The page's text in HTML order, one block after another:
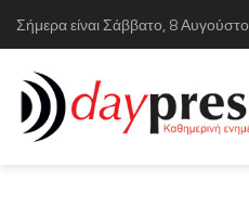
Σήμερα είναι Σάββατο, 8